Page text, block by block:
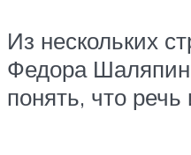
Из нескольких
Федора
понять, что